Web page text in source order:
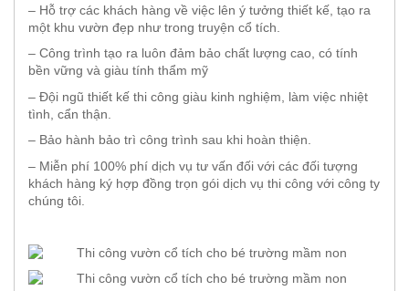
– Hỗ trợ các khách hàng về việc lên ý tưởng thiết kế, tạo ra
một khu vườn đẹp như trong truyện cổ tích.
– Công trình tạo ra luôn đảm bảo chất lượng cao, có tính
bền vững và giàu tính thẩm mỹ
– Đội ngũ thiết kế thi công giàu kinh nghiệm, làm việc nhiệt
tình, cẩn thận.
– Bảo hành bảo trì công trình sau khi hoàn thiện.
– Miễn phí 100% phí dịch vụ tư vấn đối với các đối tượng
khách hàng ký hợp đồng trọn gói dịch vụ thi công với công ty
chúng tôi.